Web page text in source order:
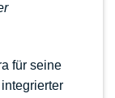
für seine
integrierter